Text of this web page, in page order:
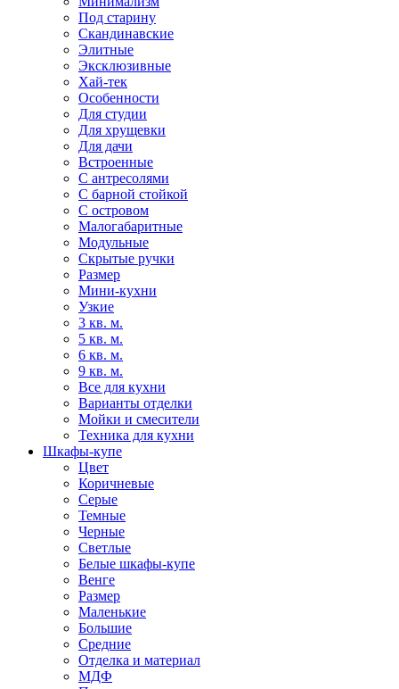
Под старину
Скандинавские
Элитные
Эксклюзивные
Хай-тек
Особенности
Для студии
Для хрущевки
Для дачи
Встроенные
С антресолями
С барной стойкой
С островом
Малогабаритные
Модульные
Скрытые ручки
Размер
Мини-кухни
Узкие
3 кв. м.
5 кв. м.
6 кв. м.
9 кв. м.
Все для кухни
Варианты отделки
Мойки и смесители
Техника для кухни
Шкафы-купе
Цвет
Коричневые
Серые
Темные
Черные
Светлые
Белые шкафы-купе
Венге
Размер
Маленькие
Большие
Средние
Отделка и материал
МДФ